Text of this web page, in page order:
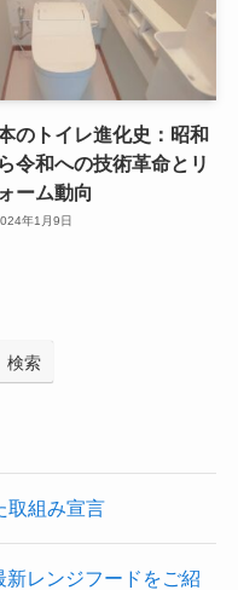
のトイレ進化史：昭和
令和への技術革命とリ
ーム動向
年1月9日
検索
取組み宣言
レンジフードをご紹